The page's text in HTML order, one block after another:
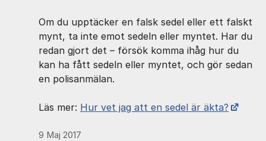
Om du upptäcker en falsk sedel eller ett falskt
mynt, ta inte emot sedeln eller myntet. Har du
redan gjort det – försök komma ihåg hur du
kan ha fått sedeln eller myntet, och gör sedan
en polisanmälan.
Läs mer: ​ Hur vet jag att en sedel är äkta?
9 Maj 2017